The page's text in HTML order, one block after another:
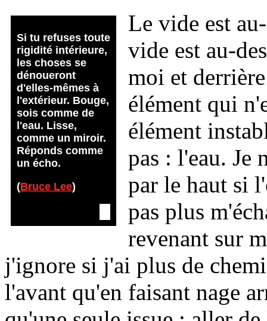
Si tu refuses toute
rigidité intérieure,
les choses se
dénoueront
d'elles-mêmes à
l'extérieur. Bouge,
sois comme de
l'eau. Lisse,
comme un miroir.
Réponds comme
un écho.
(Bruce Lee)
Le vide est
vide est au-
moi et
élément qui
élément
pas : l'eau. Je
par le haut si
pas plus
revenant sur
j'ignore si j'ai plus de
l'avant qu'en faisant nage